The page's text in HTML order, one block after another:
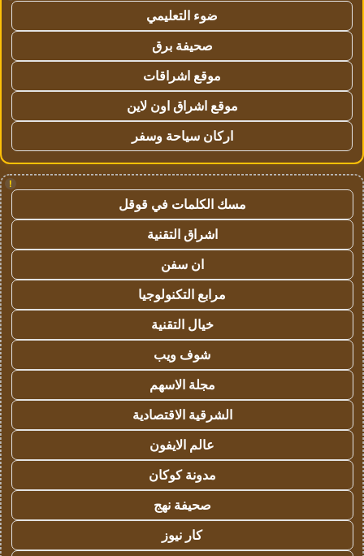
ضوء التعليمي
صحيفة برق
موقع اشراقات
موقع اشراق اون لاين
اركان سياحة وسفر
!
مسك الكلمات في قوقل
اشراق التقنية
ان سفن
مرابع التكنولوجيا
خيال التقنية
شوف ويب
مجلة الاسهم
الشرقية الاقتصادية
عالم الايفون
مدونة كوكان
صحيفة نهج
كار نيوز